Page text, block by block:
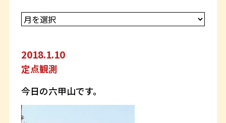
2018.1.10
定点観測
今日の六甲山です。